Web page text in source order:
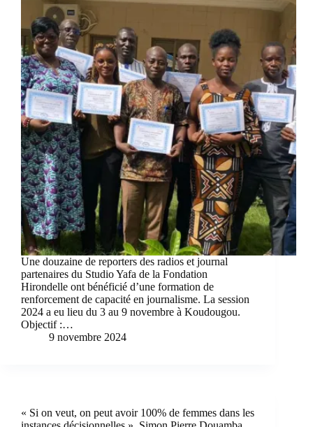
Une douzaine de reporters des radios et journal
partenaires du Studio Yafa de la Fondation
Hirondelle ont bénéficié d’une formation de
renforcement de capacité en journalisme. La session
2024 a eu lieu du 3 au 9 novembre à Koudougou.
Objectif :…
9 novembre 2024
« Si on veut, on peut avoir 100% de femmes dans les